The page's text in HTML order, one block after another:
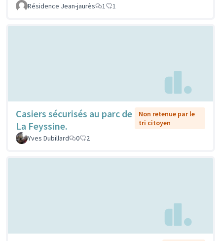
Résidence Jean-jaurès
1 1
Casiers sécurisés au parc de
La Feyssine.
Non retenue par le
tri citoyen
Yves Dubillard
0 2